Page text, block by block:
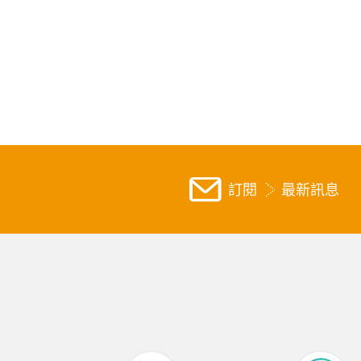
訂閱 最新訊息